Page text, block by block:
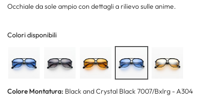
Occhiale da sole ampio con dettagli a rilievo sulle anime.
Colori disponibili
Colore Montatura: Black and Crystal Black 7007/Bxlrg - A304